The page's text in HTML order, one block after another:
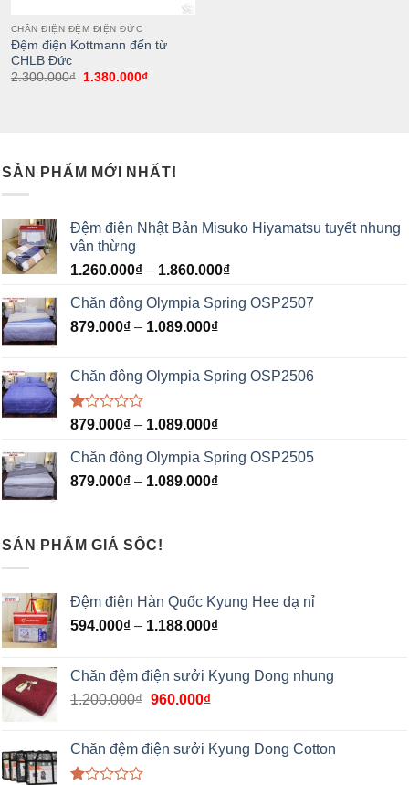
CHĂN ĐIỆN ĐỆM ĐIỆN ĐỨC
Đệm điện Kottmann đến từ
CHLB Đức
2.300.000₫ 1.380.000₫
SẢN PHẨM MỚI NHẤT!
Đệm điện Nhật Bản Misuko Hiyamatsu tuyết nhung
vân thừng
1.260.000₫ – 1.860.000₫
Chăn đông Olympia Spring OSP2507
879.000₫ – 1.089.000₫
Chăn đông Olympia Spring OSP2506
Được
hạng
1.00
5
879.000₫ – 1.089.000₫
Chăn đông Olympia Spring OSP2505
879.000₫ – 1.089.000₫
SẢN PHẨM GIÁ SỐC!
Đệm điện Hàn Quốc Kyung Hee dạ nỉ
594.000₫ – 1.188.000₫
Chăn đệm điện sưởi Kyung Dong nhung
1.200.000₫ 960.000₫
Chăn đệm điện sưởi Kyung Dong Cotton